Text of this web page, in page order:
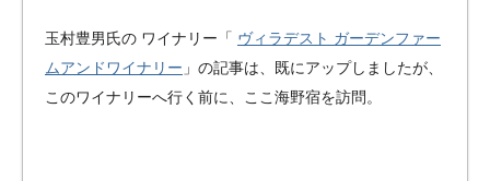
介！
玉村豊男氏の ワイナリー「 ヴィラデスト ガーデンファー
ムアンドワイナリー 」の記事は、既にアップしましたが、
このワイナリーへ行く前に、ここ海野宿を訪問。